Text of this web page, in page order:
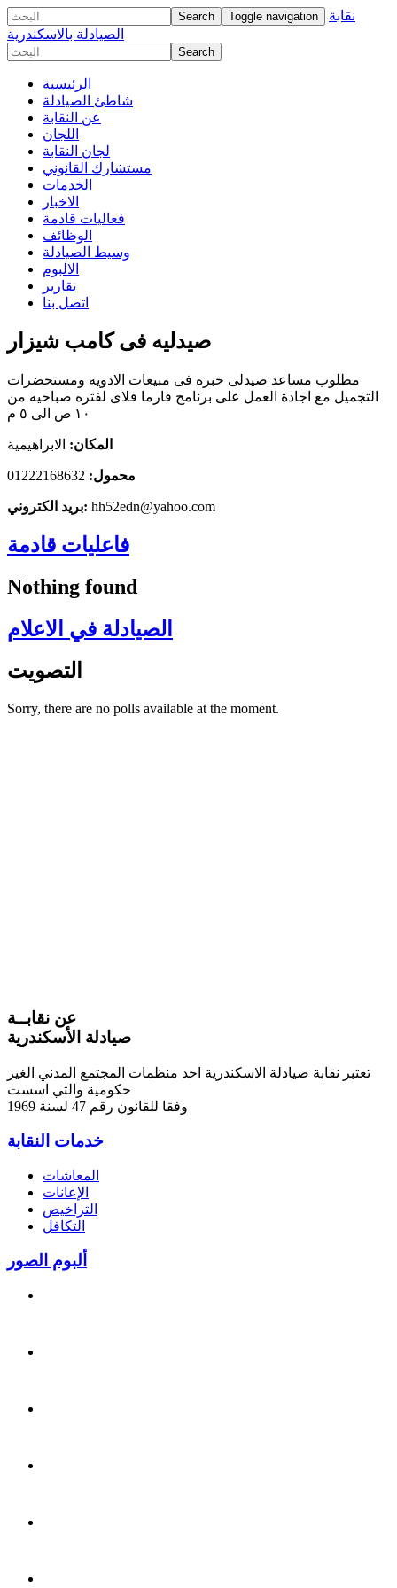
Toggle navigation
نقابة
الصيادلة بالاسكندرية
الرئيسية
شاطئ الصيادلة
عن النقابة
اللجان
لجان النقابة
مستشارك القانوني
الخدمات
الاخبار
فعاليات قادمة
الوظائف
وسيط الصيادلة
الالبوم
تقارير
اتصل بنا
صيدليه فى كامب شيزار
مطلوب مساعد صيدلى خبره فى مبيعات الادويه ومستحضرات
التجميل مع اجادة العمل على برنامج فارما فلاى لفتره صباحيه من
١٠ ص الى ٥ م
المكان: الابراهيمية
محمول:
بريد الكتروني: hh52edn@yahoo.com
فاعليات قادمة
Nothing found
الصيادلة في الاعلام
التصويت
Sorry, there are no polls available at the moment.
عن نقابــة
صيادلة الأسكندرية
تعتبر نقابة صيادلة الاسكندرية احد منظمات المجتمع المدني الغير
حكومية والتي اسست
وفقا للقانون رقم 47 لسنة 1969
خدمات النقابة
المعاشات
الإعانات
التراخيص
التكافل
ألبوم الصور